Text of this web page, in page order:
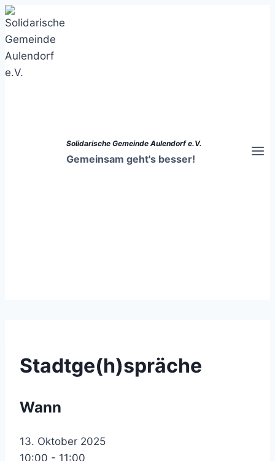
Zum
Inhalt
springen
Solidarische Gemeinde Aulendorf e.V.
Gemeinsam geht's besser!
Stadtge(h)spräche
Wann
13. Oktober 2025
10:00 - 11:00